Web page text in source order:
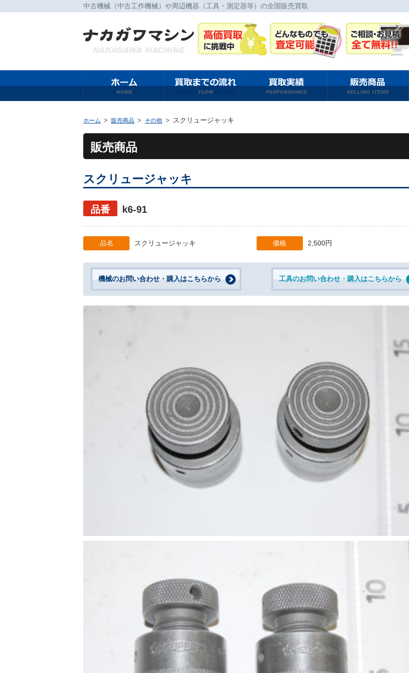
中古機械（中古工作機械）や周辺機器（工具・測定器等）の全国販売買取
ホーム 販売商品 その他 スクリュージャッキ
販売商品
スクリュージャッキ
品番 k6-91
品名 スクリュージャッキ 価格 2,500円
機械のお問い合わせ・購入はこちらから 工具のお問い合わせ・購入はこちらから